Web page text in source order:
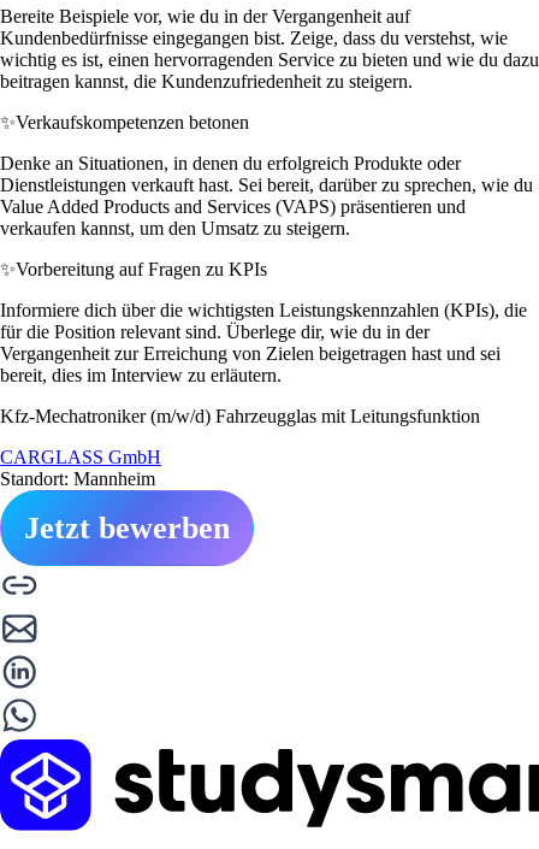
Bereite Beispiele vor, wie du in der Vergangenheit auf
Kundenbedürfnisse eingegangen bist. Zeige, dass du verstehst, wie
wichtig es ist, einen hervorragenden Service zu bieten und wie du dazu
beitragen kannst, die Kundenzufriedenheit zu steigern.
✨Verkaufskompetenzen betonen
Denke an Situationen, in denen du erfolgreich Produkte oder
Dienstleistungen verkauft hast. Sei bereit, darüber zu sprechen, wie du
Value Added Products and Services (VAPS) präsentieren und
verkaufen kannst, um den Umsatz zu steigern.
✨Vorbereitung auf Fragen zu KPIs
Informiere dich über die wichtigsten Leistungskennzahlen (KPIs), die
für die Position relevant sind. Überlege dir, wie du in der
Vergangenheit zur Erreichung von Zielen beigetragen hast und sei
bereit, dies im Interview zu erläutern.
Kfz-Mechatroniker (m/w/d) Fahrzeugglas mit Leitungsfunktion
CARGLASS GmbH
Standort: Mannheim
Jetzt bewerben